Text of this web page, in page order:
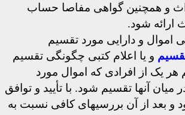
و همچنین گواهی مفاصا حساب
ارائه شود.
اموال و دارایی مورد تقسیم
و یا اعلام کتبی چگونگی تقسیم
هر یک از افرادی که اموال مورد
میان آنها تقسیم شود. با تأیید و توافق
و بعد از آن بررسیهای کافی نسبت به